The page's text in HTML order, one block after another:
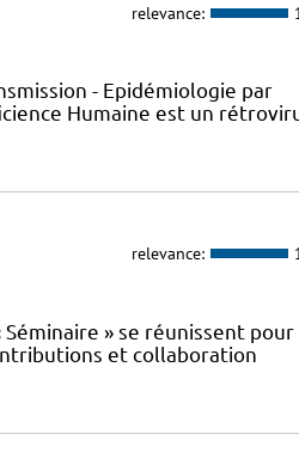
relevance:
- Epidémiologie par
Humaine est un
relevance:
» se réunissent pour
et collaboration